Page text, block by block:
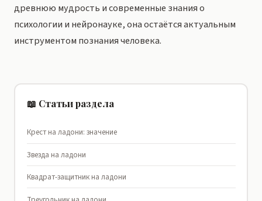
древнюю мудрость и современные знания о
психологии и нейронауке, она остаётся актуальным
инструментом познания человека.
📖 Статьи раздела
Крест на ладони: значение
Звезда на ладони
Квадрат-защитник на ладони